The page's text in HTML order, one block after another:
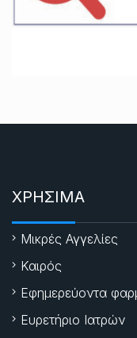
ΧΡΗΣΙΜΑ
Μικρές Αγγελίες
Καιρός
Εφημερεύοντα
Ευρετήριο Ιατρών